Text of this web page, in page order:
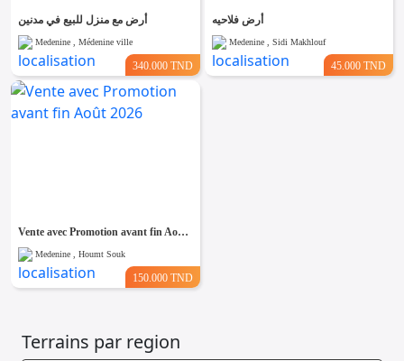
أرض مع منزل للبيع في مدنين
Medenine , Médenine ville
340.000 TND
أرض فلاحيه
Medenine , Sidi Makhlouf
45.000 TND
Vente avec Promotion avant fin Août 2026
Medenine , Houmt Souk
150.000 TND
Terrains par region